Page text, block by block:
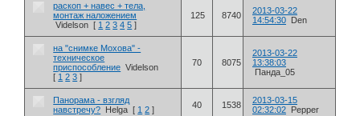
раскоп + навес + тела,
монтаж наложением
Videlson [ 1 2 3 4 5 ]
125 8740
2013-03-22
14:54:30
Den
на "снимке Мохова" -
техническое
приспособление Videlson
[ 1 2 3 ]
70 8075
2013-03-22
13:38:03
Панда_05
Панорама - взгляд
навстречу?
Helga [ 1 2 ] 40 1538
2013-03-15
02:32:02
Pepper